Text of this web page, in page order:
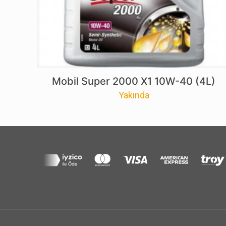
Mobil Super 2000 X1 10W-40 (4L)
Yakında